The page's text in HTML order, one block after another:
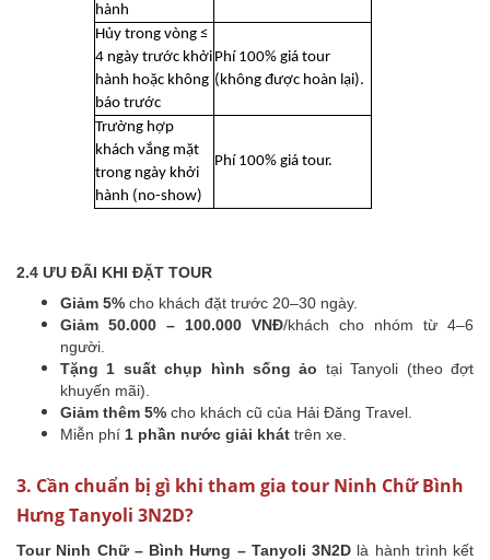
hành
Hủy trong vòng ≤
4 ngày trước khởi
hành hoặc không
báo trước
Phí 100% giá tour
(không được hoàn lại).
Trường hợp
khách vắng mặt
trong ngày khởi
hành (no-show)
Phí 100% giá tour.
2.4 ƯU ĐÃI KHI ĐẶT TOUR
Giảm 5% cho khách đặt trước 20–30 ngày.
Giảm 50.000 – 100.000 VNĐ/khách cho nhóm từ 4–6
người.
Tặng 1 suất chụp hình sống ảo tại Tanyoli (theo đợt
khuyến mãi).
Giảm thêm 5% cho khách cũ của Hải Đăng Travel.
Miễn phí 1 phần nước giải khát trên xe.
3. Cần chuẩn bị gì khi tham gia tour Ninh Chữ Bình
Hưng Tanyoli 3N2D?
Tour Ninh Chữ – Bình Hưng – Tanyoli 3N2D là hành trình kết